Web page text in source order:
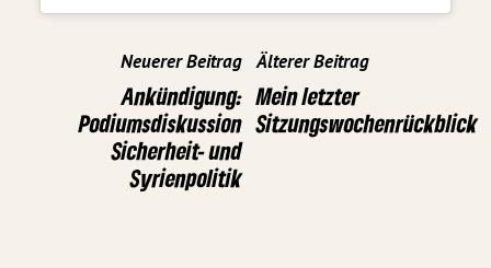
Neuerer Beitrag
Ankündigung:
Podiumsdiskussion
Sicherheit- und
Syrienpolitik
Älterer Beitrag
Mein letzter
Sitzungswochenrückblick